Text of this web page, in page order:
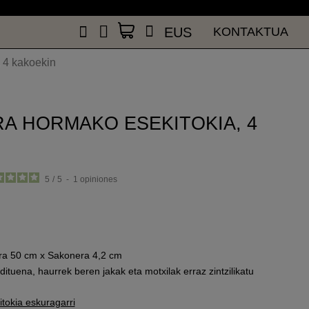
EUS KONTAKTUA
EUS KONTAKTUA
kakoekin
HORMAKO ESEKITOKIA, 4
5 / 5 - 1opiniones
50 cm x Sakonera 4,2 cm
haurrek beren jakak eta motxilak erraz zintzilikatu
eskuragarri